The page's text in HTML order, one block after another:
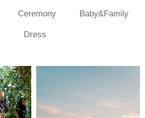
Ceremony Baby&Family
Dress